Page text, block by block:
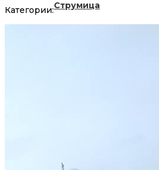
Категории:Струмица